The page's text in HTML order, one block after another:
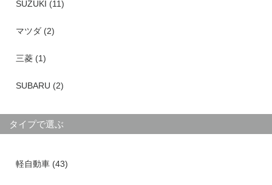
SUZUKI (11)
マツダ (2)
三菱 (1)
SUBARU (2)
タイプで選ぶ
軽自動車 (43)